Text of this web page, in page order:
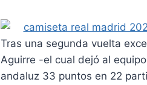
Tras una segunda vuelta
Aguirre -el cual dejó al
andaluz 33 puntos en 22